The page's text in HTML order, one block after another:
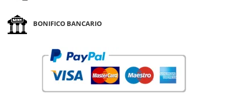
BONIFICO BANCARIO